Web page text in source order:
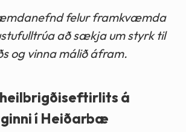
felur framkvæmda
að sækja um styrk til
og vinna málið áfram.
heilbrigðiseftirlits á
í Heiðarbæ